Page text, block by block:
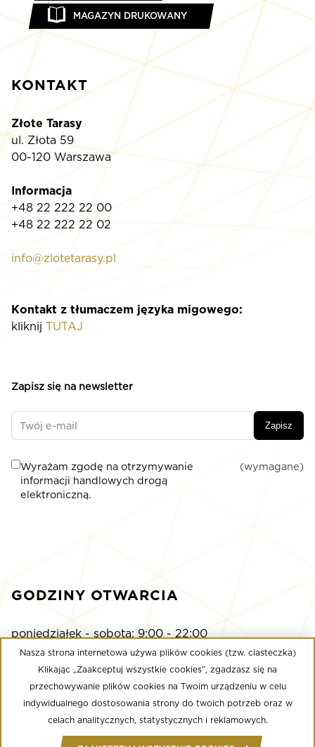
KONTAKT
Złote Tarasy
ul. Złota 59
00-120 Warszawa
Informacja
+48 22 222 22 00
+48 22 222 22 02
info@zlotetarasy.pl
Kontakt z tłumaczem języka migowego:
kliknij TUTAJ
Zapisz się na newsletter
Zapisz
Wyrażam zgodę na otrzymywanie
informacji handlowych drogą
elektroniczną.
(wymagane)
GODZINY OTWARCIA
poniedziałek - sobota: 9:00 - 22:00
niedziela: 9:00 - 21:00
Multikino
poniedziałek - niedziela: 9:00 - do ostatniego seansu
Well Fitness
MAGAZYN DRUKOWANY
Nasza strona internetowa używa plików cookies (tzw. ciasteczka)
Klikając „Zaakceptuj wszystkie cookies”, zgadzasz się na
przechowywanie plików cookies na Twoim urządzeniu w celu
indywidualnego dostosowania strony do twoich potrzeb oraz w
celach analitycznych, statystycznych i reklamowych.